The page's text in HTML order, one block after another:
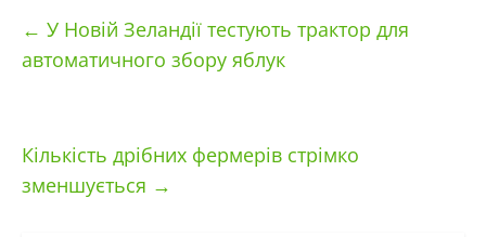
← У Новій Зеландії тестують трактор для
автоматичного збору яблук
Кількість дрібних фермерів стрімко
зменшується →